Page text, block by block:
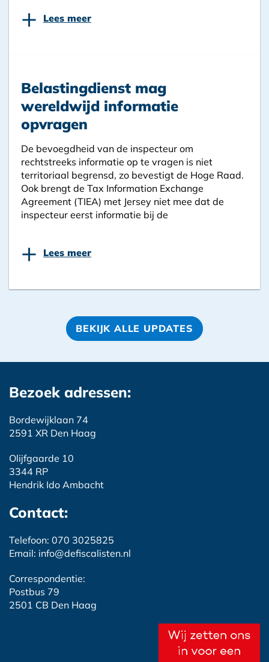
+ Lees meer
Belastingdienst mag
wereldwijd informatie
opvragen
De bevoegdheid van de inspecteur om
rechtstreeks informatie op te vragen is niet
territoriaal begrensd, zo bevestigt de Hoge Raad.
Ook brengt de Tax Information Exchange
Agreement (TIEA) met Jersey niet mee dat de
inspecteur eerst informatie bij de
+ Lees meer
BEKIJK ALLE UPDATES
Bezoek adressen:
Bordewijklaan 74
2591 XR Den Haag
Olijfgaarde 10
3344 RP
Hendrik Ido Ambacht
Contact:
Telefoon: 070 3025825
Email: info@defiscalisten.nl
Correspondentie:
Postbus 79
2501 CB Den Haag